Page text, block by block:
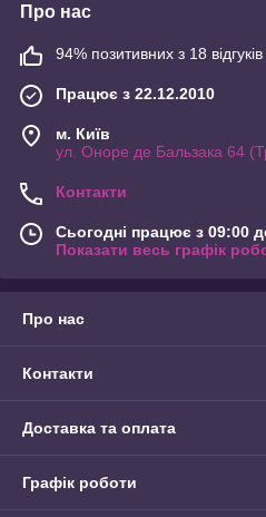
Про нас
94% позитивних з 18 відгуків
Працює з 22.12.2010
м. Київ
ул. Оноре де Бальзака 64
Контакти
Сьогодні працює з 09:00
Показати весь графік
Про нас
Контакти
Доставка та оплата
Графік роботи